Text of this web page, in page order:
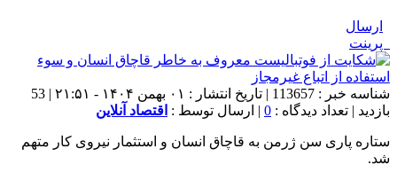
ارسال
پرینت
شناسه خبر : 113657 | تاریخ انتشار : ۰۱ بهمن ۱۴۰۴ - ۲۱:۵۱ | 53
بازدید | تعداد دیدگاه : 0 | ارسال توسط : اقتصاد آنلاین
ستاره پاری سن ژرمن به قاچاق انسان و استثمار نیروی کار متهم
شد.